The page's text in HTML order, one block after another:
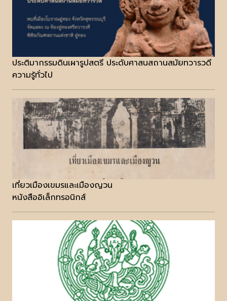
ประติมากรรมดินเผารูปสตรี ประดับศาสนสถานสมัยทวารวดี
ความรู้ทั่วไป
เที่ยวเมืองเขมรและเมืองญวน
หนังสืออิเล็กทรอนิกส์